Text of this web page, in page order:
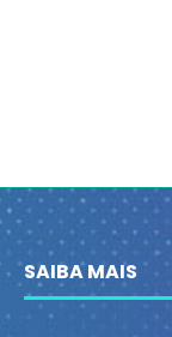
SAIBA MAIS